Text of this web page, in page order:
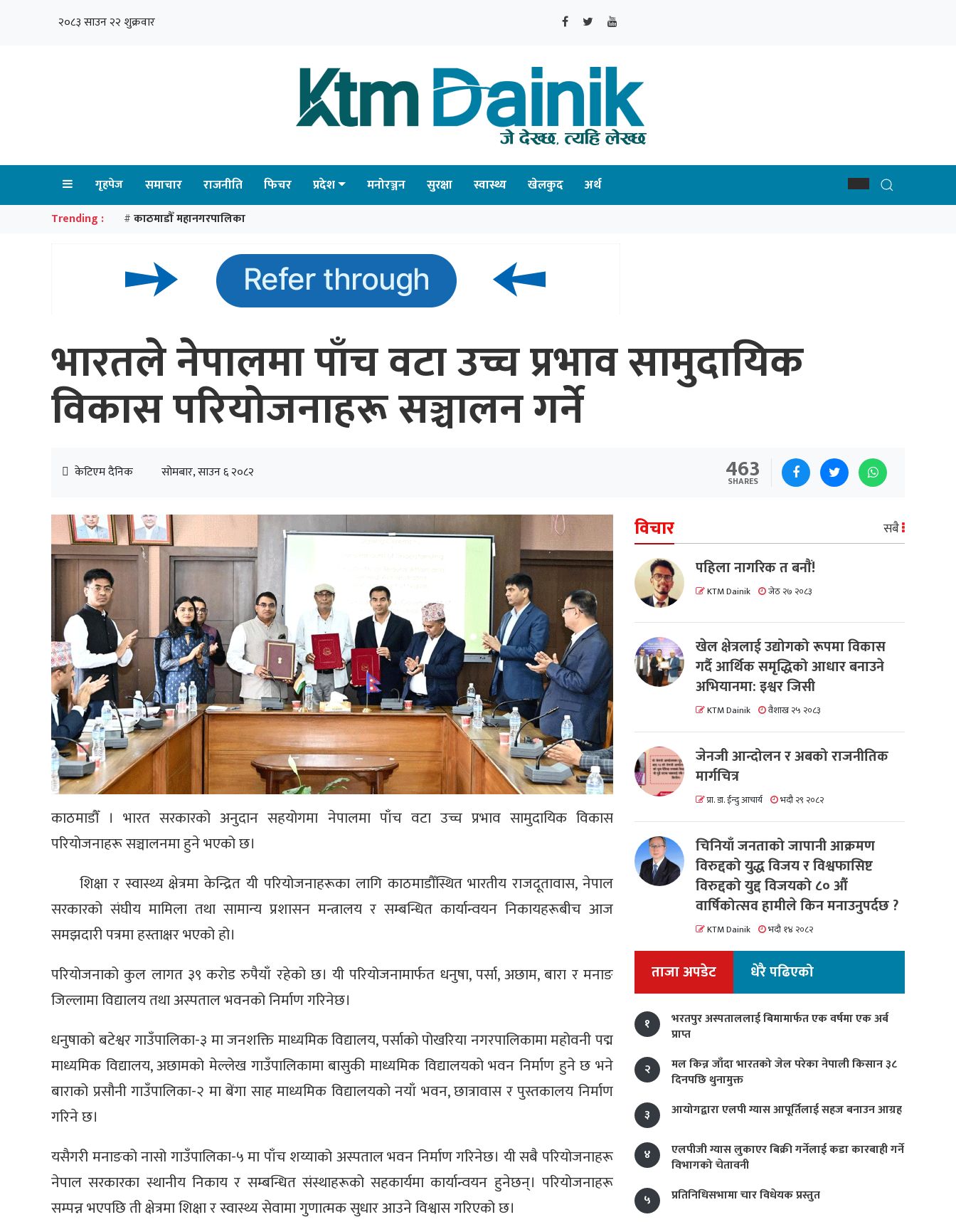
२०८३ साउन २२ शुक्रवार
गृहपेज समाचार राजनीति फिचर प्रदेश मनोरञ्जन सुरक्षा स्वास्थ्य खेलकुद अर्थ
Trending : # काठमाडौँ महानगरपालिका
भारतले नेपालमा पाँच वटा उच्च प्रभाव सामुदायिक
विकास परियोजनाहरू सञ्चालन गर्ने
केटिएम दैनिक सोमबार, साउन ६ २०८२ 463
SHARES
काठमाडौँ । भारत सरकारको अनुदान सहयोगमा नेपालमा पाँच वटा उच्च प्रभाव सामुदायिक विकास
परियोजनाहरू सञ्चालनमा हुने भएको छ।
शिक्षा र स्वास्थ्य क्षेत्रमा केन्द्रित यी परियोजनाहरूका लागि काठमाडौँस्थित भारतीय राजदूतावास, नेपाल
सरकारको संघीय मामिला तथा सामान्य प्रशासन मन्त्रालय र सम्बन्धित कार्यान्वयन निकायहरूबीच आज
समझदारी पत्रमा हस्ताक्षर भएको हो।
परियोजनाको कुल लागत ३९ करोड रुपैयाँ रहेको छ। यी परियोजनामार्फत धनुषा, पर्सा, अछाम, बारा र मनाङ
जिल्लामा विद्यालय तथा अस्पताल भवनको निर्माण गरिनेछ।
धनुषाको बटेश्वर गाउँपालिका-३ मा जनशक्ति माध्यमिक विद्यालय, पर्साको पोखरिया नगरपालिकामा महोवनी पद्म
माध्यमिक विद्यालय, अछामको मेल्लेख गाउँपालिकामा बासुकी माध्यमिक विद्यालयको भवन निर्माण हुने छ भने
बाराको प्रसौनी गाउँपालिका-२ मा बेंगा साह माध्यमिक विद्यालयको नयाँ भवन, छात्रावास र पुस्तकालय निर्माण
गरिने छ।
यसैगरी मनाङको नासो गाउँपालिका-५ मा पाँच शय्याको अस्पताल भवन निर्माण गरिनेछ। यी सबै परियोजनाहरू
नेपाल सरकारका स्थानीय निकाय र सम्बन्धित संस्थाहरूको सहकार्यमा कार्यान्वयन हुनेछन्। परियोजनाहरू
सम्पन्न भएपछि ती क्षेत्रमा शिक्षा र स्वास्थ्य सेवामा गुणात्मक सुधार आउने विश्वास गरिएको छ।
विचार सबै
पहिला नागरिक त बनाैं!
KTM Dainik जेठ २७ २०८३
खेल क्षेत्रलाई उद्योगको रूपमा विकास
गर्दै आर्थिक समृद्धिको आधार बनाउने
अभियानमा: इश्वर जिसी
KTM Dainik वैशाख २५ २०८३
जेनजी आन्दोलन र अबको राजनीतिक
मार्गचित्र
प्रा. डा. ईन्दु आचार्य भदौ २९ २०८२
चिनियाँ जनताको जापानी आक्रमण
विरुद्दको युद्ध विजय र विश्वफासिष्ट
विरुद्दको युद्द विजयको ८० औं
वार्षिकोत्सव हामीले किन मनाउनुपर्दछ ?
KTM Dainik भदौ १४ २०८२
ताजा अपडेट धेरै पढिएको
१
भरतपुर अस्पताललाई बिमामार्फत एक वर्षमा एक अर्ब
प्राप्त
२
मल किन्न जाँदा भारतको जेल परेका नेपाली किसान ३८
दिनपछि थुनामुक्त
३
आयोगद्वारा एलपी ग्यास आपूर्तिलाई सहज बनाउन आग्रह
४
एलपीजी ग्यास लुकाएर बिक्री गर्नेलाई कडा कारबाही गर्ने
विभागको चेतावनी
५
प्रतिनिधिसभामा चार विधेयक प्रस्तुत